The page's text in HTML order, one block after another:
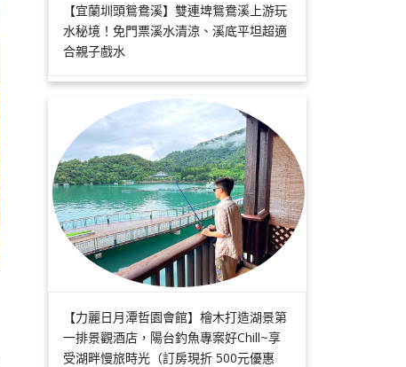
【宜蘭圳頭鴛鴦溪】雙連埤鴛鴦溪上游玩
水秘境！免門票溪水清涼、溪底平坦超適
合親子戲水
【力麗日月潭哲園會館】檜木打造湖景第
一排景觀酒店，陽台釣魚專案好Chill~享
受湖畔慢旅時光（訂房現折 500元優惠